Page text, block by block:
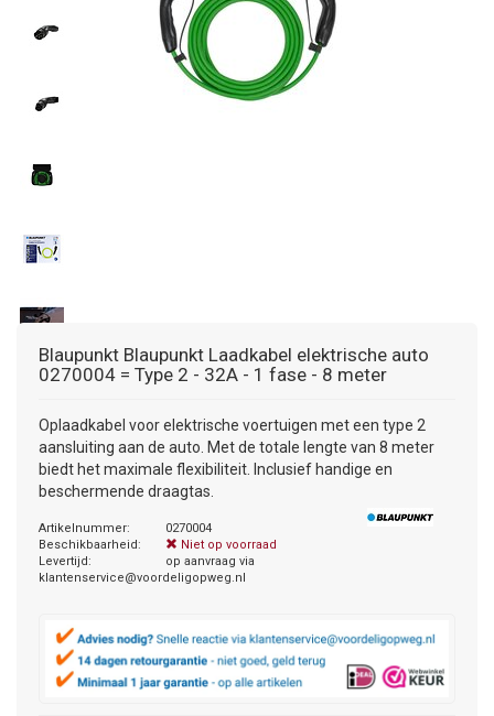
TOYOTA
VOLKSWAGEN (TOT VW PASSAT)
INFORMATIE DAKDRAGER SYSTEMEN
15 INCH
INFORMATIE OVER LAADKABELS
ACCULADER
PECH ONDERWEG
DAKKOFFER
INFORMATIE OVER DAKKOFFERS
INFORMATIE OVER SNEEUWKETTINGEN
INFORMATIE OVER WETGEVING
REGELGEVING M.B.T. VERLICHTING
ADVIES BIJ DEFECTE VERLICHTING
CARAVANHOES
INFORMATIE OVER CARAVANHOEZEN
AANHANGWAGEN
Blaupunkt Blaupunkt Laadkabel elektrische auto
0270004 = Type 2 - 32A - 1 fase - 8 meter
Oplaadkabel voor elektrische voertuigen met een type 2
aansluiting aan de auto. Met de totale lengte van 8 meter
biedt het maximale flexibiliteit. Inclusief handige en
beschermende draagtas.
Artikelnummer:
0270004
Beschikbaarheid:
Niet op voorraad
Levertijd:
op aanvraag via
klantenservice@voordeligopweg.nl